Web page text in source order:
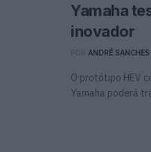
Yamaha
inovador
ANDRÉ SANCHES
O protótipo HEV
Yamaha poderá